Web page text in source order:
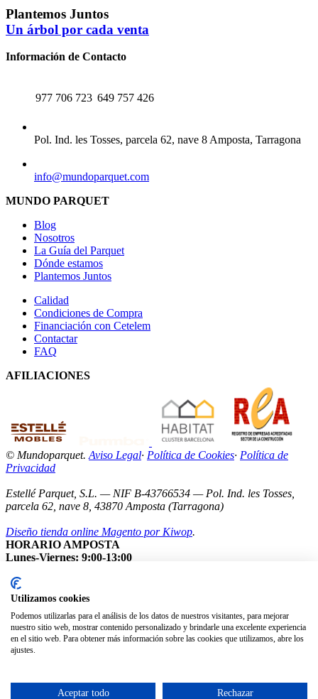
Plantemos Juntos
Un árbol por cada venta
Información de Contacto
977 706 723 649 757 426
Pol. Ind. les Tosses, parcela 62, nave 8 Amposta, Tarragona
info@mundoparquet.com
MUNDO PARQUET
Blog
Nosotros
La Guía del Parquet
Dónde estamos
Plantemos Juntos
Calidad
Condiciones de Compra
Financiación con Cetelem
Contactar
FAQ
AFILIACIONES
© Mundoparquet. Aviso Legal· Política de Cookies· Política de
Privacidad
Estellé Parquet, S.L. — NIF B-43766534 — Pol. Ind. les Tosses,
parcela 62, nave 8, 43870 Amposta (Tarragona)
Diseño tienda online Magento por Kiwop.
HORARIO AMPOSTA
Lunes-Viernes: 9:00-13:00
Nota: Nuestro showroom está abierto exclusivamente con cita
previa.
Utilizamos cookies
Podemos utilizarlas para el análisis de los datos de nuestros visitantes, para mejorar
nuestro sitio web, mostrar contenido personalizado y brindarle una excelente experiencia
en el sitio web. Para obtener más información sobre las cookies que utilizamos, abre los
ajustes.
Aceptar todo Rechazar